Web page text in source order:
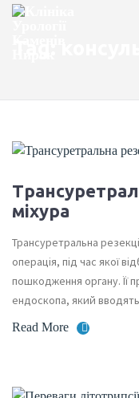
міхура
Трансуретральна
операція, під час якої
пошкодження органу. Її
ендоскопа, який
Read More